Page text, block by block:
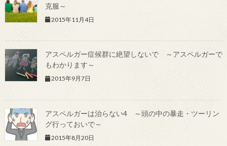
克服～
2015年11月4日
アスペルガー症候群に絶望しないで ～アスペルガーで
もわかります～
2015年9月7日
アスペルガーは治らない4 ～頭の中の暴走・ツーリン
グ行っておいで～
2015年8月20日